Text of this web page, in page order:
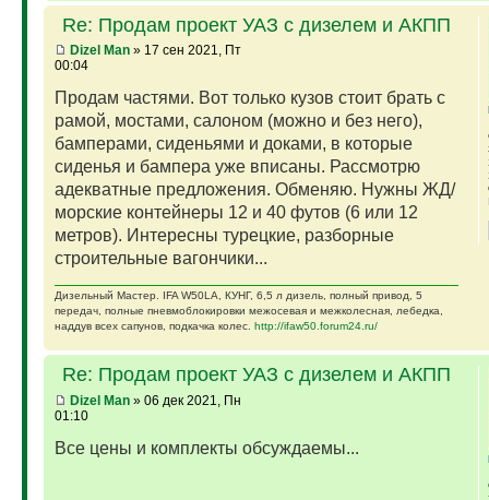
Re: Продам проект УАЗ с дизелем и АКПП
Dizel Man» 17 сен 2021, Пт
00:04
Продам частями. Вот только кузов стоит брать с
рамой, мостами, салоном (можно и без него),
бамперами, сиденьями и доками, в которые
сиденья и бампера уже вписаны. Рассмотрю
адекватные предложения. Обменяю. Нужны ЖД/
морские контейнеры 12 и 40 футов (6 или 12
метров). Интересны турецкие, разборные
строительные вагончики...
Дизельный Мастер. IFA W50LA, КУНГ, 6,5 л дизель, полный привод, 5
передач, полные пневмоблокировки межосевая и межколесная, лебедка,
наддув всех сапунов, подкачка колес. http://ifaw50.forum24.ru/
Re: Продам проект УАЗ с дизелем и АКПП
Dizel Man» 06 дек 2021, Пн
01:10
Все цены и комплекты обсуждаемы...